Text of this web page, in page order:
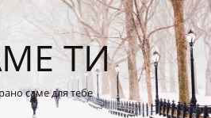
ТИ
саме для тебе